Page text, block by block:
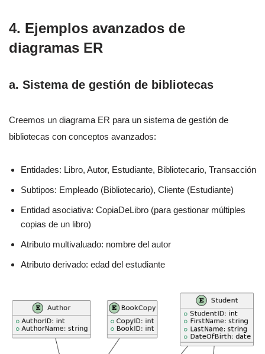
4. Ejemplos avanzados de
diagramas ER
a. Sistema de gestión de bibliotecas
Creemos un diagrama ER para un sistema de gestión de
bibliotecas con conceptos avanzados:
Entidades: Libro, Autor, Estudiante, Bibliotecario, Transacción
Subtipos: Empleado (Bibliotecario), Cliente (Estudiante)
Entidad asociativa: CopiaDeLibro (para gestionar múltiples
copias de un libro)
Atributo multivaluado: nombre del autor
Atributo derivado: edad del estudiante